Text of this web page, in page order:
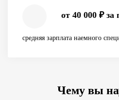
от 40 000 ₽ за
средняя зарплата наемного
Чему вы